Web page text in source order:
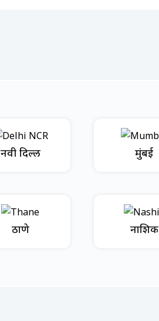
नवी दिल्ली मुंबई
ठाणे नाशिक